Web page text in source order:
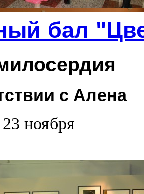
бал
с Алена
ноября